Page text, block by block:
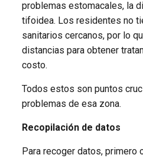
problemas estomacales, la
tifoidea. Los residentes no
sanitarios cercanos, por lo
distancias para obtener
costo.
Todos estos son puntos
problemas de esa zona.
Recopilación de datos
Para recoger datos, primero